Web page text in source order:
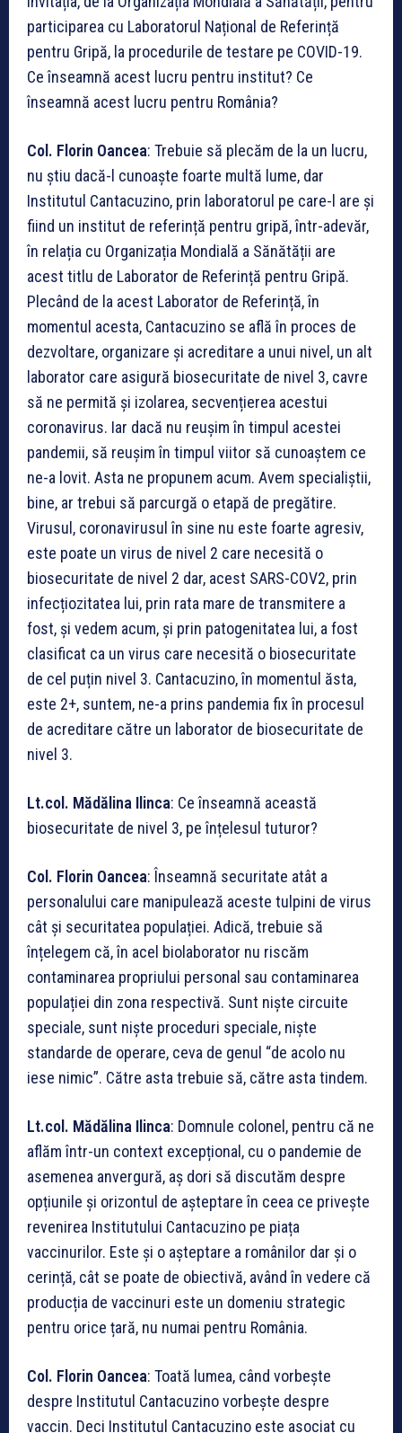
participarea cu Laboratorul Național de Referință
pentru Gripă, la procedurile de testare pe COVID-19.
Ce înseamnă acest lucru pentru institut? Ce
înseamnă acest lucru pentru România?
Col. Florin Oancea: Trebuie să plecăm de la un lucru,
nu știu dacă-l cunoaște foarte multă lume, dar
Institutul Cantacuzino, prin laboratorul pe care-l are și
fiind un institut de referință pentru gripă, într-adevăr,
în relația cu Organizația Mondială a Sănătății are
acest titlu de Laborator de Referință pentru Gripă.
Plecând de la acest Laborator de Referință, în
momentul acesta, Cantacuzino se află în proces de
dezvoltare, organizare și acreditare a unui nivel, un alt
laborator care asigură biosecuritate de nivel 3, cavre
să ne permită și izolarea, secvențierea acestui
coronavirus. Iar dacă nu reușim în timpul acestei
pandemii, să reușim în timpul viitor să cunoaștem ce
ne-a lovit. Asta ne propunem acum. Avem specialiștii,
bine, ar trebui să parcurgă o etapă de pregătire.
Virusul, coronavirusul în sine nu este foarte agresiv,
este poate un virus de nivel 2 care necesită o
biosecuritate de nivel 2 dar, acest SARS-COV2, prin
infecțiozitatea lui, prin rata mare de transmitere a
fost, și vedem acum, și prin patogenitatea lui, a fost
clasificat ca un virus care necesită o biosecuritate
de cel puțin nivel 3. Cantacuzino, în momentul ăsta,
este 2+, suntem, ne-a prins pandemia fix în procesul
de acreditare către un laborator de biosecuritate de
nivel 3.
Lt.col. Mădălina Ilinca: Ce înseamnă această
biosecuritate de nivel 3, pe înțelesul tuturor?
Col. Florin Oancea: Înseamnă securitate atât a
personalului care manipulează aceste tulpini de virus
cât și securitatea populației. Adică, trebuie să
înțelegem că, în acel biolaborator nu riscăm
contaminarea propriului personal sau contaminarea
populației din zona respectivă. Sunt niște circuite
speciale, sunt niște proceduri speciale, niște
standarde de operare, ceva de genul “de acolo nu
iese nimic”. Către asta trebuie să, către asta tindem.
Lt.col. Mădălina Ilinca: Domnule colonel, pentru că ne
aflăm într-un context excepțional, cu o pandemie de
asemenea anvergură, aș dori să discutăm despre
opțiunile și orizontul de așteptare în ceea ce privește
revenirea Institutului Cantacuzino pe piața
vaccinurilor. Este și o așteptare a românilor dar și o
cerință, cât se poate de obiectivă, având în vedere că
producția de vaccinuri este un domeniu strategic
pentru orice țară, nu numai pentru România.
Col. Florin Oancea: Toată lumea, când vorbește
despre Institutul Cantacuzino vorbește despre
vaccin. Deci Institutul Cantacuzino este asociat cu